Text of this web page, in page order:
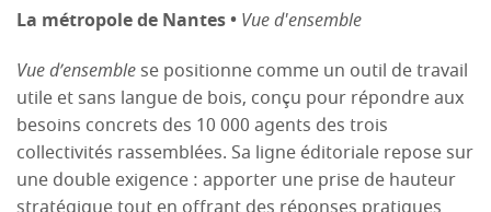
La métropole de Nantes • Vue d'ensemble
Vue d’ensemble se positionne comme un outil de travail
utile et sans langue de bois, conçu pour répondre aux
besoins concrets des 10 000 agents des trois
collectivités rassemblées. Sa ligne éditoriale repose sur
une double exigence : apporter une prise de hauteur